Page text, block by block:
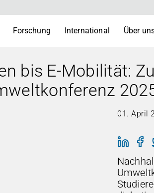
Forschung International Über
bis E-Mobilität:
01. April